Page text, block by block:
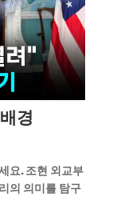
경
요. 조현 외교부
의 의미를 탐구